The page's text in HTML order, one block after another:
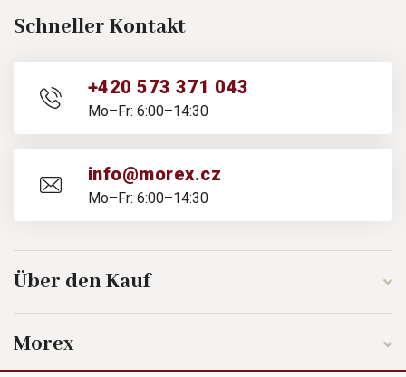
Schneller Kontakt
+420 573 371 043
Mo–Fr: 6:00–14:30
info@morex.cz
Mo–Fr: 6:00–14:30
Über den Kauf
Morex